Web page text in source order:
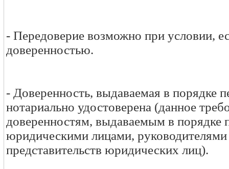
- Передоверие возможно при условии,
доверенностью.
- Доверенность, выдаваемая в порядке
нотариально удостоверена (данное
доверенностям, выдаваемым в порядке
юридическими лицами,
представительств юридических лиц).